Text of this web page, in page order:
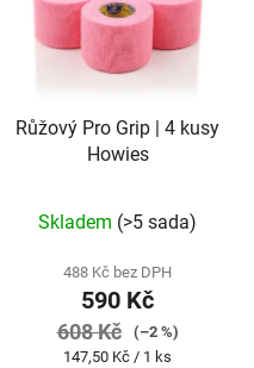
Růžový Pro Grip | 4 kusy
Howies
Skladem (>5 sada)
488 Kč bez DPH
590 Kč
608 Kč
(–2 %)
Měrná
147,50 Kč / 1 ks